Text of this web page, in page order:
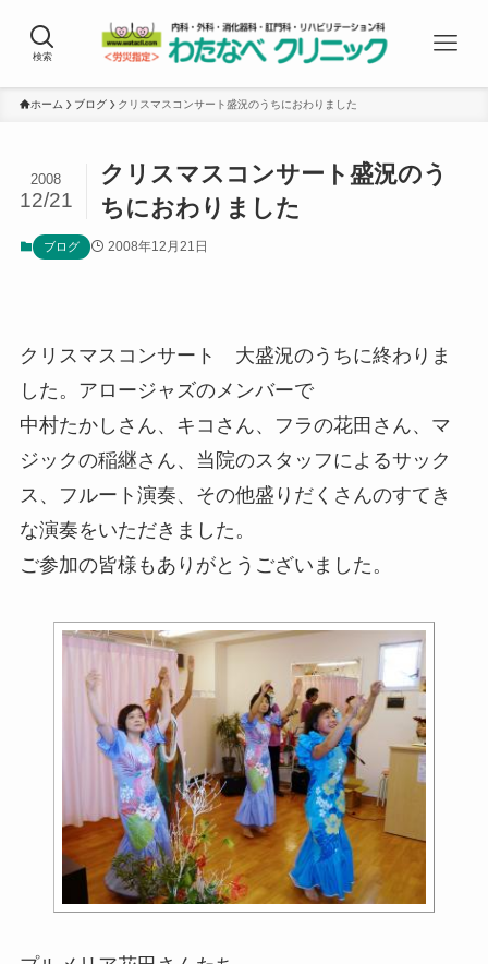
検索
ホーム ブログ クリスマスコンサート盛況のうちにおわりました
クリスマスコンサート盛況のう
ちにおわりました
2008
12/21
ブログ 2008年12月21日
クリスマスコンサート 大盛況のうちに終わりま
した。アロージャズのメンバーで
中村たかしさん、キコさん、フラの花田さん、マ
ジックの稲継さん、当院のスタッフによるサック
ス、フルート演奏、その他盛りだくさんのすてき
な演奏をいただきました。
ご参加の皆様もありがとうございました。